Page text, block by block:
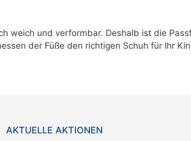
weich und verformbar. Deshalb ist die
der Füße den richtigen Schuh für Ihr
AKTUELLE AKTIONEN